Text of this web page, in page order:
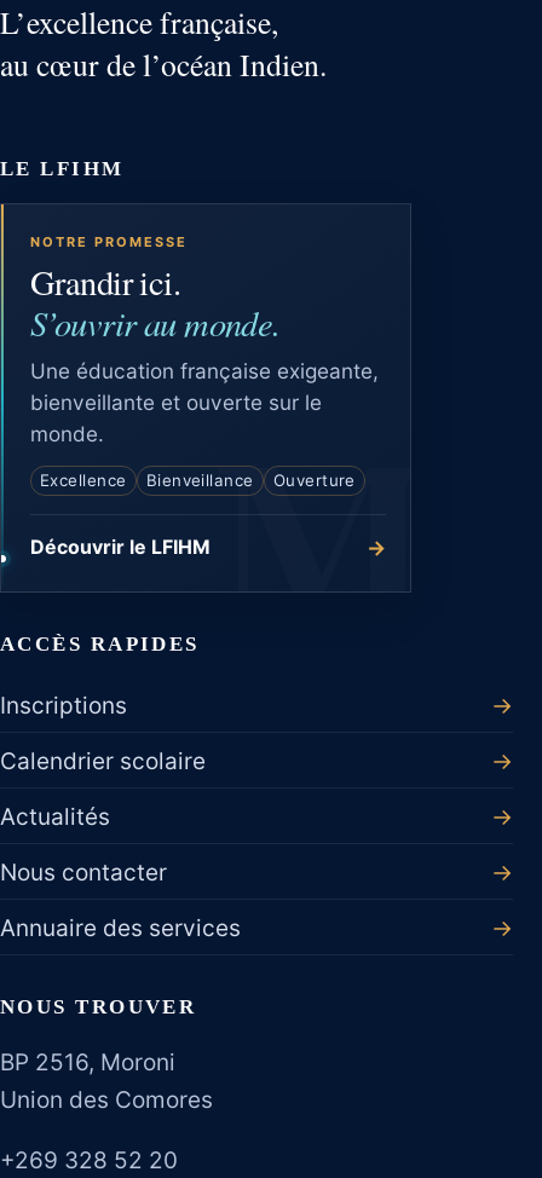
L’excellence française,
au cœur de l’océan Indien.
LE LFIHM
NOTRE PROMESSE
Grandir ici.
S’ouvrir au monde.
Une éducation française exigeante,
bienveillante et ouverte sur le
monde.
Excellence Bienveillance Ouverture
Découvrir le LFIHM →
ACCÈS RAPIDES
Inscriptions
→
Calendrier scolaire
→
Actualités
→
Nous contacter
→
Annuaire des services
→
NOUS TROUVER
BP 2516, Moroni
Union des Comores
+269 328 52 20